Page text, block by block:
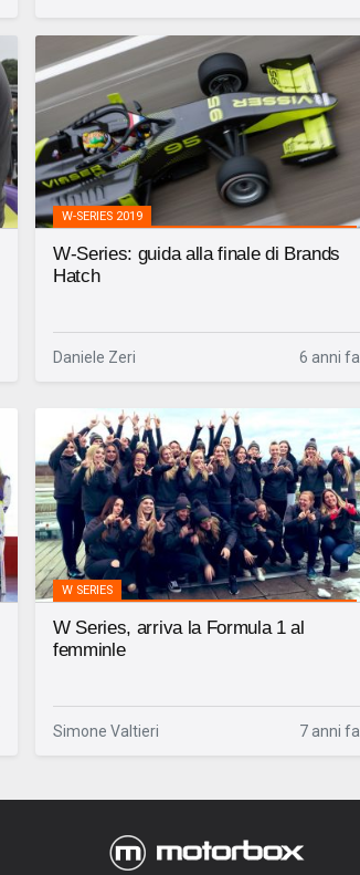
W-SERIES 2019
W-Series: guida alla finale di Brands
Hatch
Daniele Zeri 6 anni fa
W SERIES
W Series, arriva la Formula 1 al
femminle
Simone Valtieri 7 anni fa